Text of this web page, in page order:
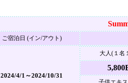
ご宿泊日 (イン/アウト)
2024/4/1～2024/10/31
大人(１名